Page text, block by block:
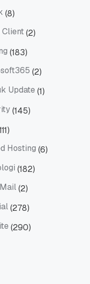
(8)
Client(2)
(183)
(2)
Update (1)
(145)
Hosting (6)
(182)
(2)
(278)
(290)